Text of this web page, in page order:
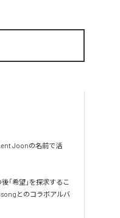
Joonの名前で活
「希望」を探求するこ
とのコラボアルバ